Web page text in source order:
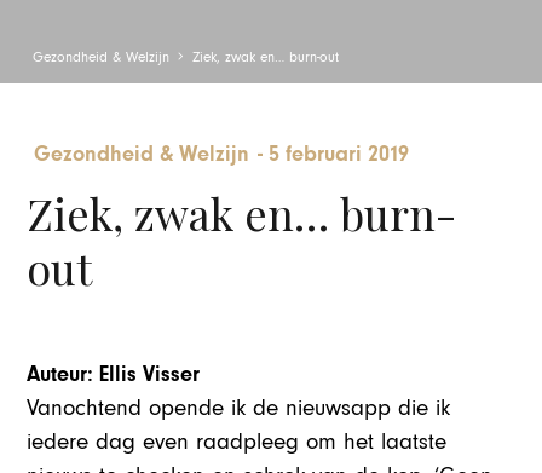
Gezondheid & Welzijn Ziek, zwak en… burn-out
Gezondheid & Welzijn - 5 februari 2019
Ziek, zwak en… burn-
out
Auteur: Ellis Visser
Vanochtend opende ik de nieuwsapp die ik
iedere dag even raadpleeg om het laatste